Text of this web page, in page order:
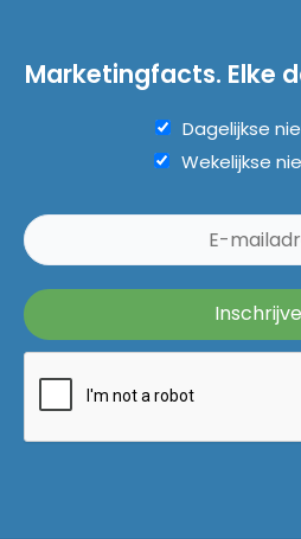
Marketingfacts. Elke
Dagelijkse
Wekelijkse